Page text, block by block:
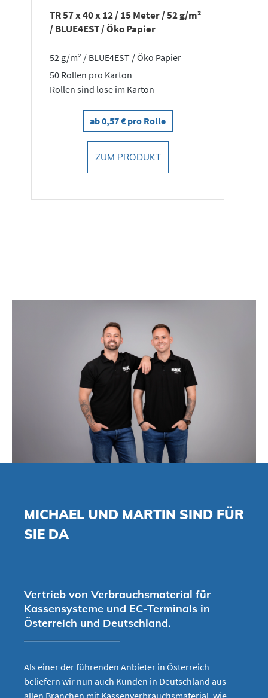
TR 57 x 40 x 12 / 15 Meter / 52 g/m²
/ BLUE4EST / Öko Papier
52 g/m² / BLUE4EST / Öko Papier
50 Rollen pro Karton
Rollen sind lose im Karton
ab 0,57 € pro Rolle
ZUM PRODUKT
MICHAEL UND MARTIN SIND FÜR
SIE DA
Vertrieb von Verbrauchsmaterial für
Kassensysteme und EC-Terminals in
Österreich und Deutschland.
Als einer der führenden Anbieter in Österreich
beliefern wir nun auch Kunden in Deutschland aus